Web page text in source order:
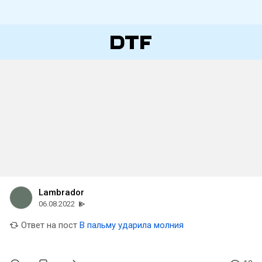
Lambrador
06.08.2022
Ответ на пост В пальму ударила молния